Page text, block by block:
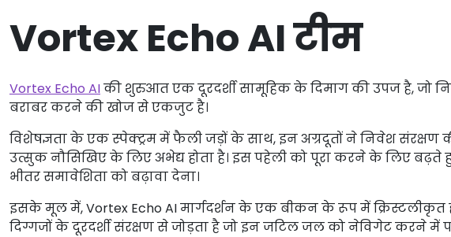
Vortex Echo AI टीम
Vortex Echo AIकी शुरुआत एक दूरदर्शी सामूहिक के दिमाग की उपज है, जो
बराबर करने की खोज से एकजुट है।
विशेषज्ञता के एक स्पेक्ट्रम में फैली जड़ों के साथ, इन अग्रदूतों ने निवेश
उत्सुक नौसिखिए के लिए अभेद्य होता है। इस पहेली को पूरा करने के लिए बढ़ते
भीतर समावेशिता को बढ़ावा देना।
इसके मूल में, Vortex Echo AI मार्गदर्शन के एक बीकन के रूप में क्रिस्टलीकृत
दिग्गजों के दूरदर्शी संरक्षण से जोड़ता है जो इन जटिल जल को नेविगेट करने में